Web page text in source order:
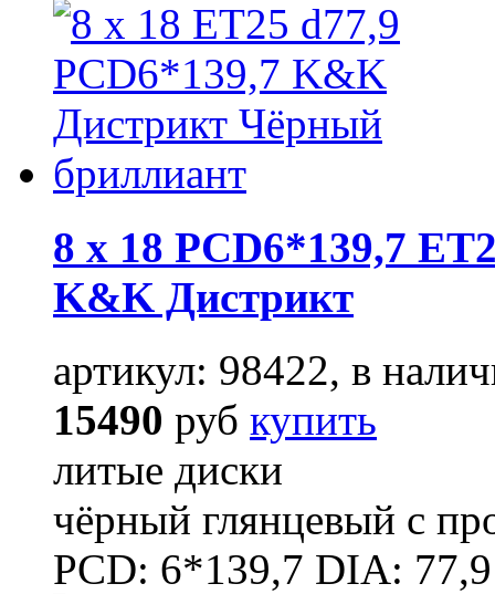
8 x 18 PCD6*139,7
K&K Дистрикт
артикул: 98422, в
15490 руб купить
литые диски
чёрный глянцевый с
PCD: 6*139,7 DIA: 77,9